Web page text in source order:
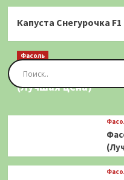
Капуста Снегурочка
Фасоль
Фасоль Золотая
(Лучшая цена)